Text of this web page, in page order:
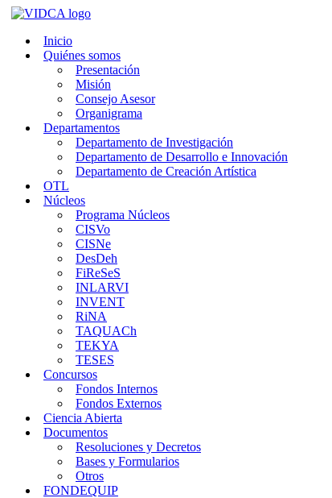
Saltar
contenidoInicio
Quiénes somos
Presentación
Misión
Consejo Asesor
Organigrama
Departamentos
Departamento de Investigación
Departamento de Desarrollo e Innovación
Departamento de Creación Artística
OTL
Núcleos
Programa Núcleos
CISVo
CISNe
DesDeh
FiReSeS
INLARVI
INVENT
RiNA
TAQUACh
TEKYA
TESES
Concursos
Fondos Internos
Fondos Externos
Ciencia Abierta
Documentos
Resoluciones y Decretos
Bases y Formularios
Otros
FONDEQUIP